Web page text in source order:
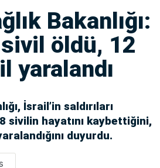
Bakanlığı:
öldü, 12
yaralandı
İsrail’in saldırıları
sivilin hayatını kaybettiğini,
duyurdu.